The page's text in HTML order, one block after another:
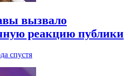
вызвало
реакцию публики
спустя